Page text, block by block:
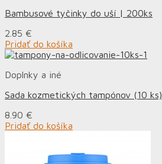
Bambusové tyčinky do uší | 200ks
2.85 €
Pridať do košíka
Doplnky a iné
Sada kozmetických tampónov (10 ks)
8.90 €
Pridať do košíka